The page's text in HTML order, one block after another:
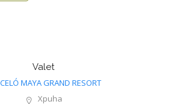
Valet
MAYA GRAND RESORT
Xpuha